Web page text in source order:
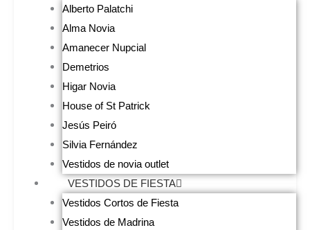
Alberto Palatchi
Alma Novia
Amanecer Nupcial
Demetrios
Higar Novia
House of St Patrick
Jesús Peiró
Silvia Fernández
Vestidos de novia outlet
VESTIDOS DE FIESTA
Vestidos Cortos de Fiesta
Vestidos de Madrina